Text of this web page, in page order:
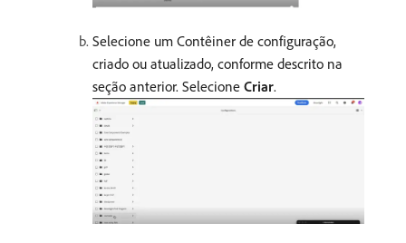
Selecione um Contêiner de configuração,
criado ou atualizado, conforme descrito na
seção anterior. Selecione Criar.